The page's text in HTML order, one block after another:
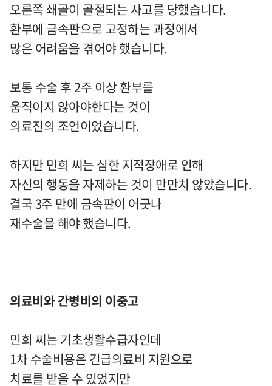
오른쪽 쇄골이 골절되는 사고를 당했습니다.
환부에 금속판으로 고정하는 과정에서
많은 어려움을 겪어야 했습니다.
보통 수술 후 2주 이상 환부를
움직이지 않아야한다는 것이
의료진의 조언이었습니다.
하지만 민희 씨는 심한 지적장애로 인해
자신의 행동을 자제하는 것이 만만치 않았습니다.
결국 3주 만에 금속판이 어긋나
재수술을 해야 했습니다.
의료비와 간병비의 이중고
민희 씨는 기초생활수급자인데
1차 수술비용은 긴급의료비 지원으로
치료를 받을 수 있었지만